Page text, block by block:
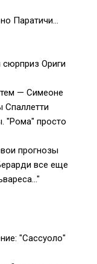
Паратичи…
Ориги
— Симеоне
"Рома" просто
прогнозы
все еще
"Сассуоло"